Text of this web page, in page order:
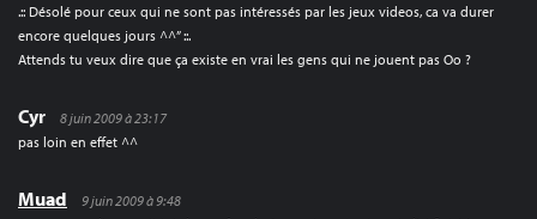
.:: Désolé pour ceux qui ne sont pas intéressés par les jeux videos, ca va durer
encore quelques jours ^^” ::.
Attends tu veux dire que ça existe en vrai les gens qui ne jouent pas Oo ?
Cyr
8 juin 2009 à 23:17
pas loin en effet ^^
Muad
9 juin 2009 à 9:48